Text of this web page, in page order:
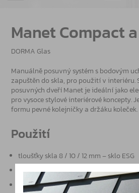
Manet Compact
DORMA Glas
Manuálně posuvný systém s bodovým
zapuštěn do skla, pro použití v interiéru.
posuvných dveří Manet je ideální jako
pro vysoce stylové interiérové koncepty.
formu pevné kolejničky a držáku koleček.
Použití
tloušťky skla 8 / 10 / 12 mm – sklo ESG
možnost použití skla ESG / VSG
maximální výška dveřního křídla 2.500